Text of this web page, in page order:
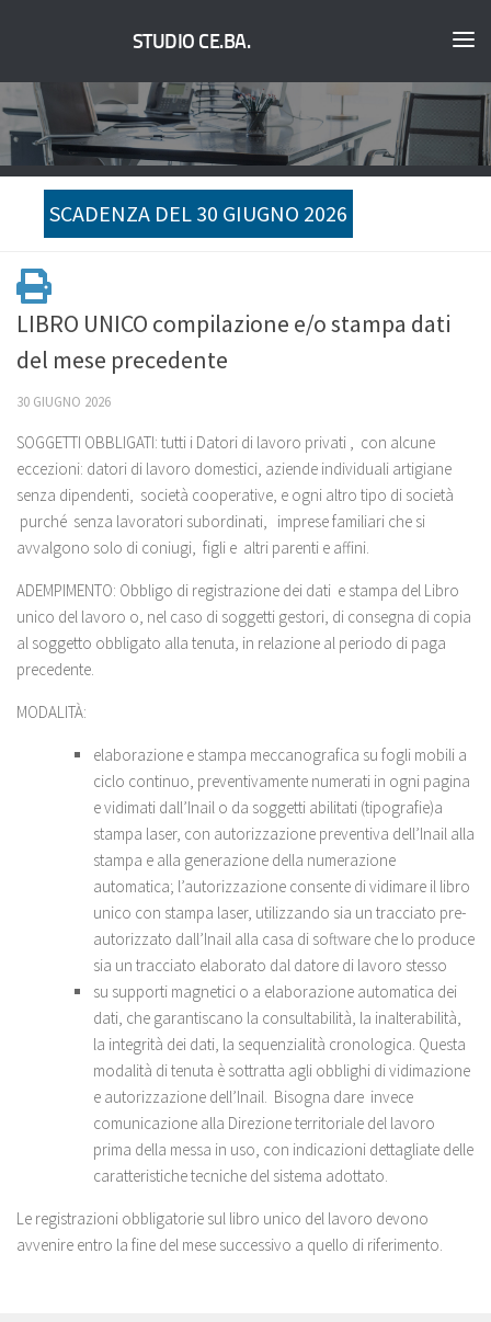
STUDIO CE.BA.
SCADENZA DEL 30 GIUGNO 2026
LIBRO UNICO compilazione e/o stampa dati
del mese precedente
30 GIUGNO 2026
SOGGETTI OBBLIGATI: tutti i Datori di lavoro privati , con alcune
eccezioni: datori di lavoro domestici, aziende individuali artigiane
senza dipendenti, società cooperative, e ogni altro tipo di società
purché senza lavoratori subordinati, imprese familiari che si
avvalgono solo di coniugi, figli e altri parenti e affini.
ADEMPIMENTO: Obbligo di registrazione dei dati e stampa del Libro
unico del lavoro o, nel caso di soggetti gestori, di consegna di copia
al soggetto obbligato alla tenuta, in relazione al periodo di paga
precedente.
MODALITÀ:
elaborazione e stampa meccanografica su fogli mobili a
ciclo continuo, preventivamente numerati in ogni pagina
e vidimati dall’Inail o da soggetti abilitati (tipografie)a
stampa laser, con autorizzazione preventiva dell’Inail alla
stampa e alla generazione della numerazione
automatica; l’autorizzazione consente di vidimare il libro
unico con stampa laser, utilizzando sia un tracciato pre-
autorizzato dall’Inail alla casa di software che lo produce
sia un tracciato elaborato dal datore di lavoro stesso
su supporti magnetici o a elaborazione automatica dei
dati, che garantiscano la consultabilità, la inalterabilità,
la integrità dei dati, la sequenzialità cronologica. Questa
modalità di tenuta è sottratta agli obblighi di vidimazione
e autorizzazione dell’Inail. Bisogna dare invece
comunicazione alla Direzione territoriale del lavoro
prima della messa in uso, con indicazioni dettagliate delle
caratteristiche tecniche del sistema adottato.
Le registrazioni obbligatorie sul libro unico del lavoro devono
avvenire entro la fine del mese successivo a quello di riferimento.